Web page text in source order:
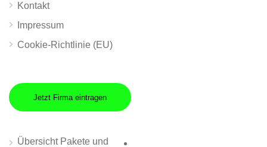
Kontakt
Impressum
Cookie-Richtlinie (EU)
Jetzt Firma eintragen
Übersicht Pakete und